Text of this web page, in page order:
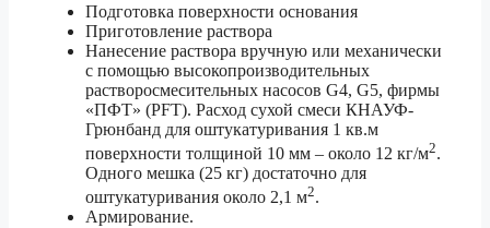
Подготовка поверхности основания
Приготовление раствора
Нанесение раствора вручную или механически
с помощью высокопроизводительных
растворосмесительных насосов G4, G5, фирмы
«ПФТ» (PFT). Расход сухой смеси КНАУФ-
Грюнбанд для оштукатуривания 1 кв.м
поверхности толщиной 10 мм – около 12 кг/м2.
Одного мешка (25 кг) достаточно для
оштукатуривания около 2,1 м2.
Армирование.